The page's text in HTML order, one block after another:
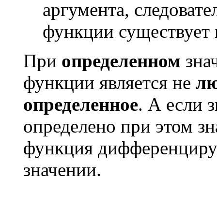
аргумента,
функции существует
При определенном
функции является не
определенное. А если
определено при этом
функция
значении.